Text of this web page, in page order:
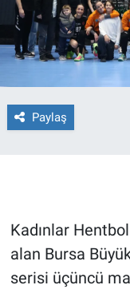
Paylaş
Kadınlar
alan Bursa
serisi üçüncü